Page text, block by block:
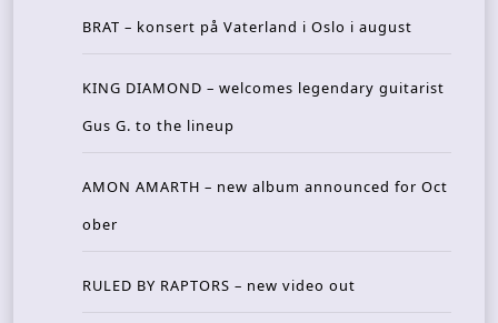
BRAT – konsert på Vaterland i Oslo i august
KING DIAMOND – welcomes legendary guitarist
Gus G. to the lineup
AMON AMARTH – new album announced for Oct
ober
RULED BY RAPTORS – new video out